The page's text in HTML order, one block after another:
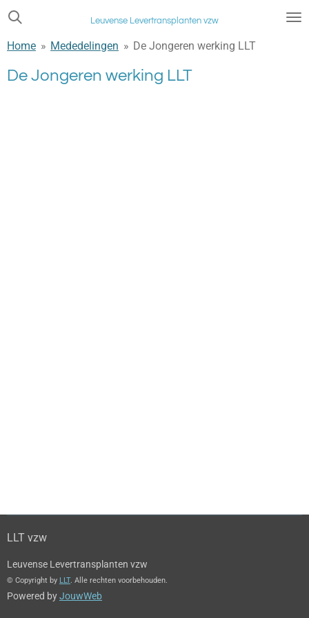
Ga
naar
hoofdinhoud
Leuvense Levertransplanten vzw
Home » Mededelingen » De Jongeren werking LLT
De Jongeren werking LLT
LLT vzw
Leuvense Levertransplanten vzw
© Copyright by LLT. Alle rechten voorbehouden.
Powered byJouwWeb